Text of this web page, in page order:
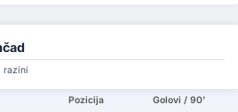
razini
Pozicija Golovi / 90'